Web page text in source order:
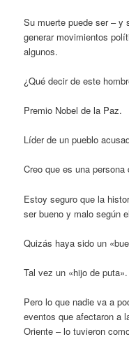
Su muerte puede ser – y
generar movimientos
algunos.
¿Qué decir de este
Premio Nobel de la Paz.
Líder de un pueblo
Creo que es una
Estoy seguro que la
ser bueno y malo según
Quizás haya sido un
Tal vez un «hijo de puta».
Pero lo que nadie va a
eventos que afectaron a
Oriente – lo tuvieron